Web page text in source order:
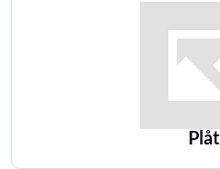
Plåt